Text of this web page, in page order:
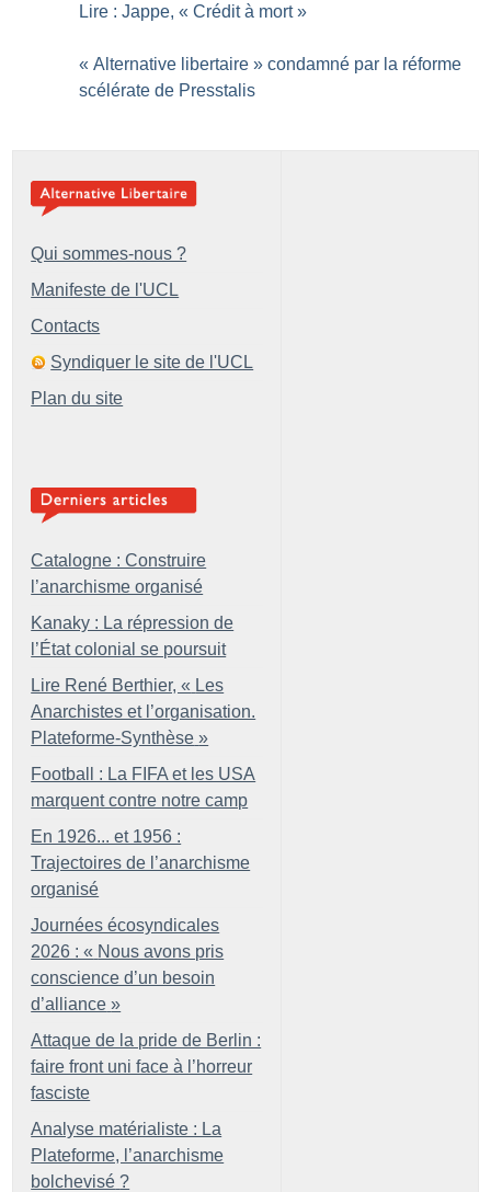
Lire : Jappe, « Crédit à mort »
« Alternative libertaire » condamné par la réforme
scélérate de Presstalis
Qui sommes-nous ?
Manifeste de l'UCL
Contacts
Syndiquer le site de l'UCL
Plan du site
Catalogne : Construire
l’anarchisme organisé
Kanaky : La répression de
l’État colonial se poursuit
Lire René Berthier, « Les
Anarchistes et l’organisation.
Plateforme-Synthèse »
Football : La FIFA et les USA
marquent contre notre camp
En 1926... et 1956 :
Trajectoires de l’anarchisme
organisé
Journées écosyndicales
2026 : « Nous avons pris
conscience d’un besoin
d’alliance »
Attaque de la pride de Berlin :
faire front uni face à l’horreur
fasciste
Analyse matérialiste : La
Plateforme, l’anarchisme
bolchevisé ?